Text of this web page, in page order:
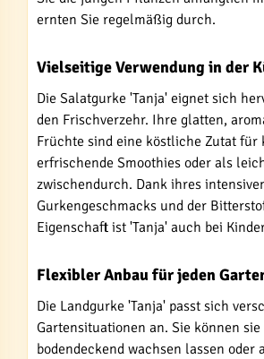
ernten Sie regelmäßig durch.
Vielseitige Verwendung in der
Die Salatgurke 'Tanja' eignet sich
den Frischverzehr. Ihre glatten,
Früchte sind eine köstliche Zutat für
erfrischende Smoothies oder als
zwischendurch. Dank ihres
Gurkengeschmacks und der
Eigenschaft ist 'Tanja' auch bei
Flexibler Anbau für jeden
Die Landgurke 'Tanja' passt sich
Gartensituationen an. Sie können
bodendeckend wachsen lassen oder